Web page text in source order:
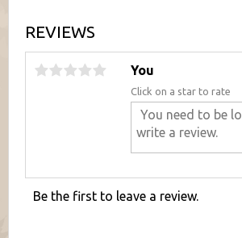
REVIEWS
You
Click on a star to rate
Be the first to leave a review.